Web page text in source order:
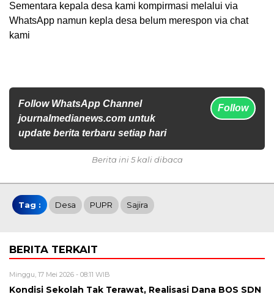
Sementara kepala desa kami kompirmasi melalui via
WhatsApp namun kepla desa belum merespon via chat
kami
Follow WhatsApp Channel
journalmedianews.com untuk
update berita terbaru setiap hari
Follow
Berita ini 5 kali dibaca
Tag : Desa PUPR Sajira
BERITA TERKAIT
Minggu, 17 Mei 2026 - 08:11 WIB
Kondisi Sekolah Tak Terawat, Realisasi Dana BOS SDN